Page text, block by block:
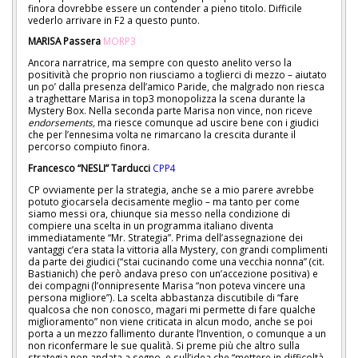
finora dovrebbe essere un contender a pieno titolo. Difficile
vederlo arrivare in F2 a questo punto.
MARISA Passera MORP3
Ancora narratrice, ma sempre con questo anelito verso la
positività che proprio non riusciamo a toglierci di mezzo – aiutato
un po’ dalla presenza dell’amico Paride, che malgrado non riesca
a traghettare Marisa in top3 monopolizza la scena durante la
Mystery Box. Nella seconda parte Marisa non vince, non riceve
endorsements, ma riesce comunque ad uscire bene con i giudici
che per l’ennesima volta ne rimarcano la crescita durante il
percorso compiuto finora.
Francesco “NESLI” Tarducci CPP4
CP ovviamente per la strategia, anche se a mio parere avrebbe
potuto giocarsela decisamente meglio – ma tanto per come
siamo messi ora, chiunque sia messo nella condizione di
compiere una scelta in un programma italiano diventa
immediatamente “Mr. Strategia”. Prima dell’assegnazione dei
vantaggi c’era stata la vittoria alla Mystery, con grandi complimenti
da parte dei giudici (“stai cucinando come una vecchia nonna” (cit.
Bastianich) che però andava preso con un’accezione positiva) e
dei compagni (l’onnipresente Marisa “non poteva vincere una
persona migliore”). La scelta abbastanza discutibile di “fare
qualcosa che non conosco, magari mi permette di fare qualche
miglioramento” non viene criticata in alcun modo, anche se poi
porta a un mezzo fallimento durante l’Invention, o comunque a un
non riconfermare le sue qualità. Si preme più che altro sulla